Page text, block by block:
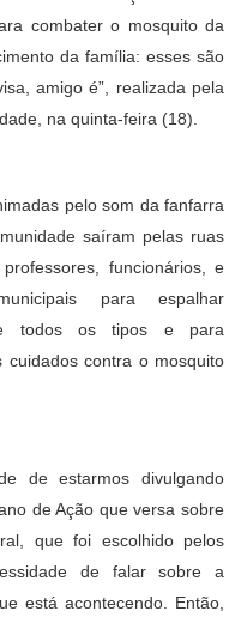
combater o mosquito da
da família: esses são
amigo é”, realizada pela
na quinta-feira (18).
pelo som da fanfarra
saíram pelas ruas
funcionários, e
para espalhar
todos os tipos e para
cuidados contra o mosquito
de estarmos divulgando
de Ação que versa sobre
que foi escolhido pelos
de falar sobre a
está acontecendo. Então,